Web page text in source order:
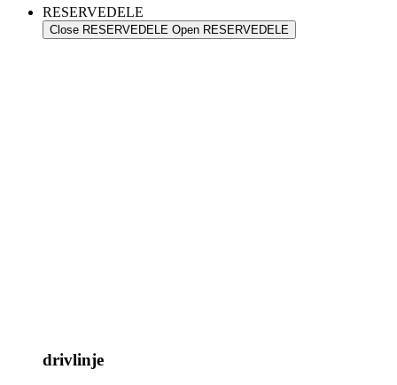
RESERVEDELE
Close RESERVEDELE Open RESERVEDELE
drivlinje